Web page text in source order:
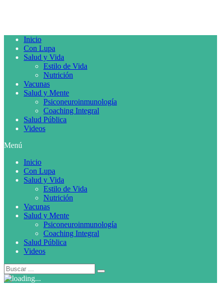
Inicio
Con Lupa
Salud y Vida
Estilo de Vida
Nutrición
Vacunas
Salud y Mente
Psiconeuroinmunología
Coaching Integral
Salud Pública
Videos
Menú
Inicio
Con Lupa
Salud y Vida
Estilo de Vida
Nutrición
Vacunas
Salud y Mente
Psiconeuroinmunología
Coaching Integral
Salud Pública
Videos